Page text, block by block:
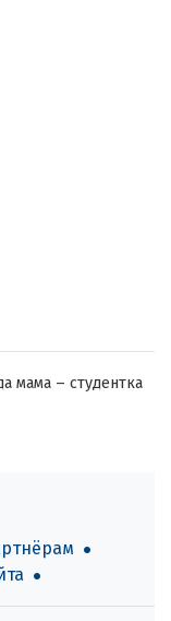
мама – студентка